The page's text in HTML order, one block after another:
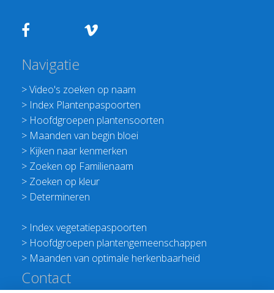
Navigatie
>Video's zoeken op naam
> Index Plantenpaspoorten
> Hoofdgroepen plantensoorten
> Maanden van begin bloei
> Kijken naar kenmerken
> Zoeken op Familienaam
> Zoeken op kleur
> Determineren
> Index vegetatiepaspoorten
> Hoofdgroepen plantengemeenschappen
> Maanden van optimale herkenbaarheid
Contact